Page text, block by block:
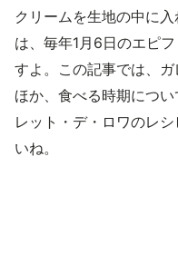
クリームを生地の中に
は、毎年1月6日のエピ
すよ。この記事では、
ほか、食べる時期につ
レット・デ・ロワのレ
いね。